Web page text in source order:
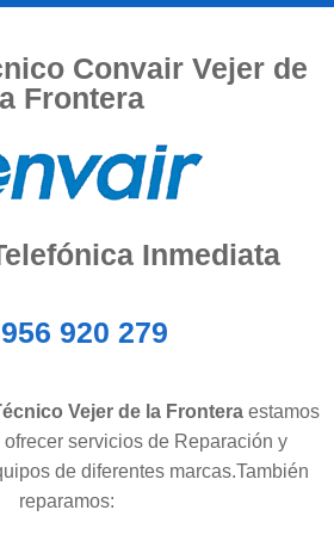
Convair Vejer de
Frontera
Inmediata
956 920 279
Vejer de la Fronteraestamos
servicios de Reparación y
de diferentes marcas.También
reparamos: